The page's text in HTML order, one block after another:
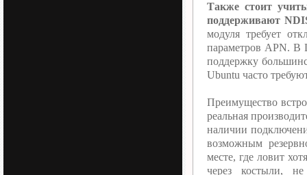
Также стоит
поддерживают
модуля требует
параметров APN. В
поддержку
Ubuntu часто
Преимущество
реальная
наличии
возможным
месте, где ловит
через костыли,